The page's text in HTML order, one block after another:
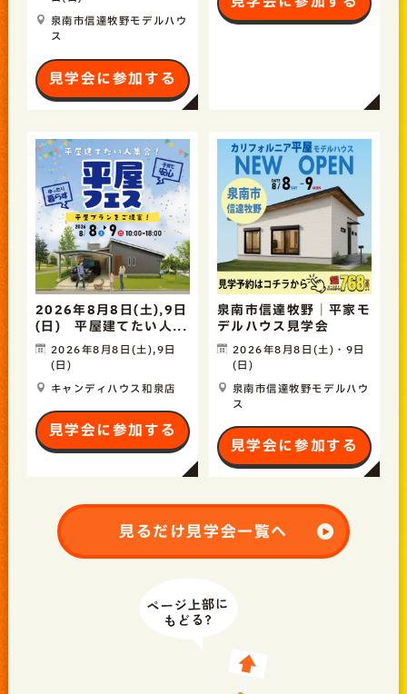
泉南市信達牧野モデルハウ
ス
見学会に参加する
2026年8月8日(土),9日
(日) 平屋建てたい人...
2026年8月8日(土),9日
(日)
キャンディハウス和泉店
見学会に参加する
泉南市信達牧野｜平家モ
デルハウス見学会
2026年8月8日(土)・9日
(日)
泉南市信達牧野モデルハウ
ス
見学会に参加する
見るだけ見学会一覧へ